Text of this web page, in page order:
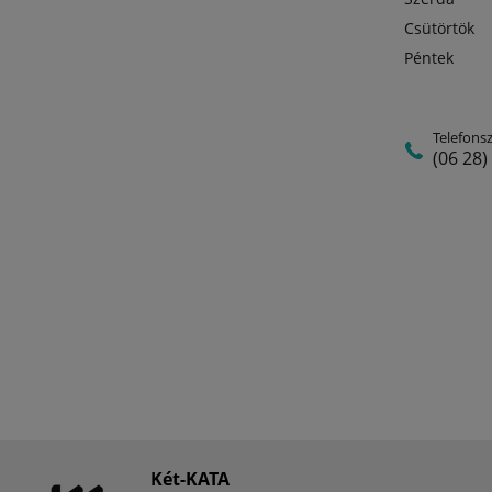
Csütörtök
Péntek
(06
Két-KATA